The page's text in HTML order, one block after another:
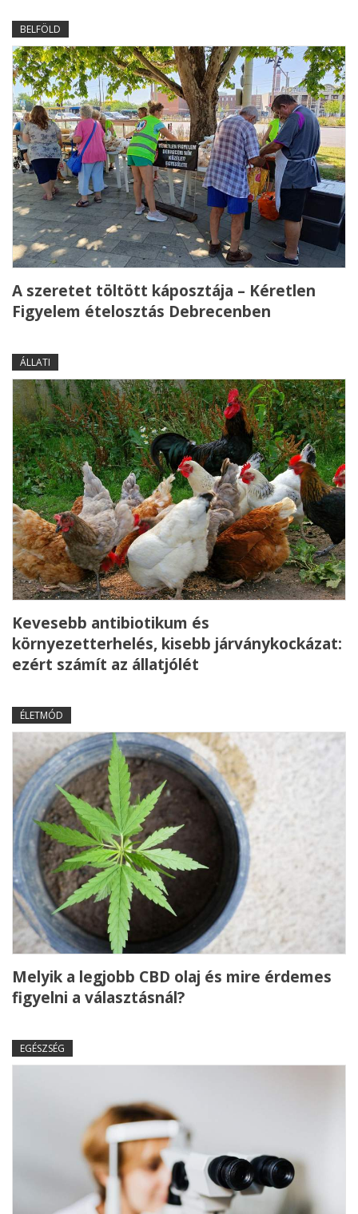
BELFÖLD
A szeretet töltött káposztája – Kéretlen
Figyelem ételosztás Debrecenben
ÁLLATI
Kevesebb antibiotikum és
környezetterhelés, kisebb járványkockázat:
ezért számít az állatjólét
ÉLETMÓD
Melyik a legjobb CBD olaj és mire érdemes
figyelni a választásnál?
EGÉSZSÉG